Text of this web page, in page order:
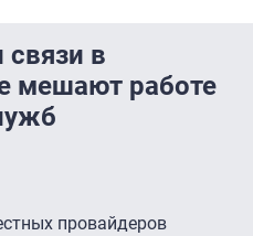
в
мешают работе
провайдеров